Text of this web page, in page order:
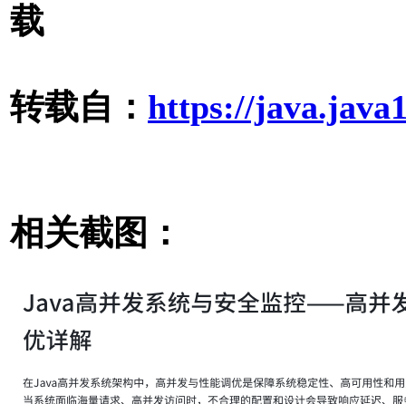
载
转载自： https://
相关截图：